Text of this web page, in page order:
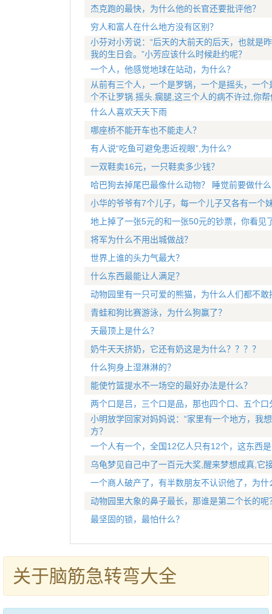
杰克跑的最快，为什么他的长官还要批评他？
穷人和富人在什么地方没有区别？
小芬对小芳说：“后天的大前天的后天，也就是
我的生日会。”小芳应该什么时候赴约呢？
一个人，他感觉地球在站动，为什么？
从前有三个人，一个是罗锅，一个是摇头，一
个不让罗锅.摇头.瘸腿,这三个人的病不许过,你
什么人喜欢天天下雨
哪座桥不能开车也不能走人？
有人说“吃鱼可避免患近视眼”,为什么?
一双鞋卖16元，一只鞋卖多少钱？
哈巴狗去掉尾巴最像什么动物？ 睡觉前要做什
小华的爷爷有7个儿子，每一个儿子又各有一个
地上掉了一张5元的和一张50元的钞票，你看见
将军为什么不用出城做战？
世界上谁的头力气最大？
什么东西最能让人满足？
动物园里有一只可爱的熊猫，为什么人们都不敢
青蛙和狗比赛游泳，为什么狗赢了？
天最顶上是什么？
奶牛天天挤奶，它还有奶这是为什么？？？？
什么狗身上湿淋淋的？
能使竹篮提水不一场空的最好办法是什么？
两个口是吕，三个口是品，那也四个口、五个口
小明放学回家对妈妈说：“家里有一个地方，我
方？
一个人有一个，全国12亿人只有12个，这东西
乌龟梦见自己中了一百元大奖,醒来梦想成真,它
一个商人破产了，有半数朋友不认识他了，为什
动物园里大象的鼻子最长，那谁是第二个长的呢
最坚固的锁，最怕什么？
关于脑筋急转弯大全